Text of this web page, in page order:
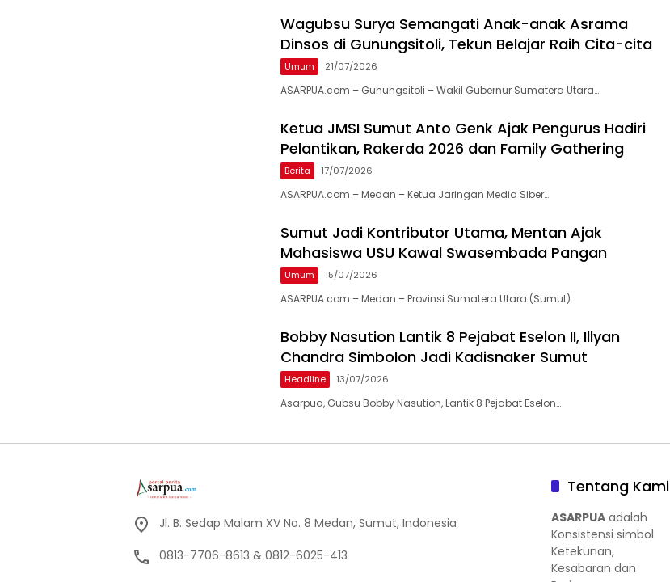
Wagubsu Surya Semangati Anak-anak Asrama
Dinsos di Gunungsitoli, Tekun Belajar Raih Cita-cita
Umum 21/07/2026
ASARPUA.com – Gunungsitoli – Wakil Gubernur Sumatera Utara…
Ketua JMSI Sumut Anto Genk Ajak Pengurus Hadiri
Pelantikan, Rakerda 2026 dan Family Gathering
Berita 17/07/2026
ASARPUA.com – Medan – Ketua Jaringan Media Siber…
Sumut Jadi Kontributor Utama, Mentan Ajak
Mahasiswa USU Kawal Swasembada Pangan
Umum 15/07/2026
ASARPUA.com – Medan – Provinsi Sumatera Utara (Sumut)…
Bobby Nasution Lantik 8 Pejabat Eselon II, Illyan
Chandra Simbolon Jadi Kadisnaker Sumut
Headline 13/07/2026
Asarpua, Gubsu Bobby Nasution, Lantik 8 Pejabat Eselon…
Jl. B. Sedap Malam XV No. 8 Medan, Sumut, Indonesia
0813-7706-8613 & 0812-6025-413
Tentang Kami
ASARPUA adalah
Konsistensi simbol
Ketekunan,
Kesabaran dan